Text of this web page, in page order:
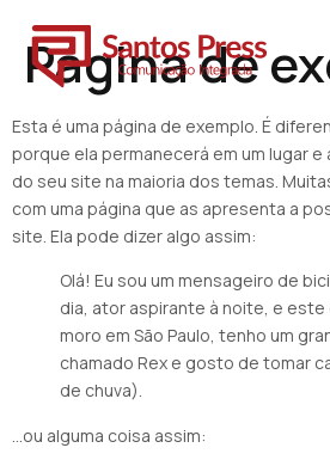
Página de
Esta é uma página de exemplo. É
porque ela permanecerá em um lugar
do seu site na maioria dos temas.
com uma página que as apresenta a
site. Ela pode dizer algo assim:
Olá! Eu sou um mensageiro de
dia, ator aspirante à noite, e este
moro em São Paulo, tenho um
chamado Rex e gosto de tomar
de chuva).
…ou alguma coisa assim: